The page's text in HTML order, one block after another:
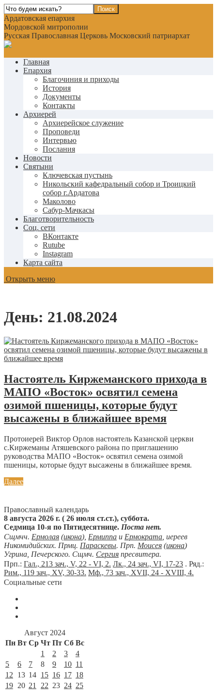
Ардатовская епархия
Мордовской митрополии
Русская Православная Церковь Московский патриархат
Главная
Епархия
Благочиния и приходы
История
Документы
Контакты
Архиерей
Архиерейское служение
Проповеди
Интервью
Послания
Новости
Святыни
Ключевская пустынь
Никольский кафедральный собор и Троицкий
собор г.Ардатова
Маколово
Сабур-Мачкасы
Благотворительность
Соц. сети
ВКонтакте
Rutube
Instagram
Карта сайта
Открыть меню
День: 21.08.2024
Настоятель Киржеманского прихода в
МАПО «Восток» освятил семена
озимой пшеницы, которые будут
высажены в ближайшее время
Протоиерей Виктор Орлов настоятель Казанской церкви
с.Киржеманы Атяшевского района по приглашению
руководства МАПО «Восток» освятил семена озимой
пшеницы, которые будут высажены в ближайшее время.
Далее
Православный календарь
8 августа 2026 г. ( 26 июля ст.ст.), суббота.
Седмица 10-я по Пятидесятнице. Поста нет.
Сщмчч. Ермолая (икона), Ермиппа и Ермократа , иереев
Никомидийских. Прмц. Параскевы. Прп. Моисея (икона)
Угрина, Печерского. Сщмч. Сергия пресвитера.
Прп.: Гал., 213 зач., V, 22 - VI, 2. Лк., 24 зач., VI, 17-23 . Ряд.:
Рим., 119 зач., XV, 30-33. Мф., 73 зач., XVII, 24 - XVIII, 4.
Социальные сети
Август 2024
Пн Вт Ср Чт Пт Сб Вс
1
2 3
4
5
6 7 8 9 10 11
12
13 14 15 16 17 18
19 20 21 22 23 24 25